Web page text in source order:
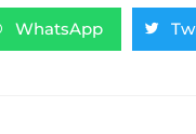
WhatsApp